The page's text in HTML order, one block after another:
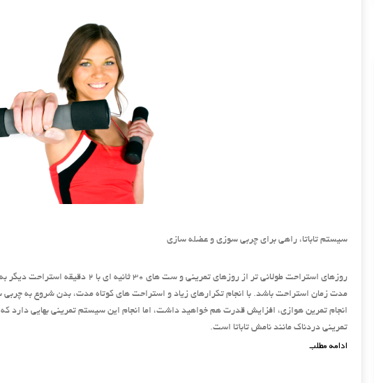
سیستم تاباتا، راهی برای چربی سوزی و عضله سازی
روزهای استراحت طولانی تر از روزهای
مدت زمان استراحت باشد. با انجام تکرارهای زیاد و استراحت های کوتاه مدت، بدن شروع به
انجام تمرین هوازی، افزایش قدرت هم خواهید داشت، اما انجام این سیستم تمرینی بهایی دارد
تمرینی دردناک مانند نامش تاباتا است.
ادامه مطلب